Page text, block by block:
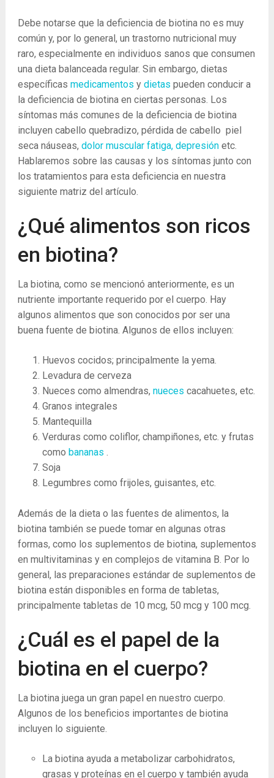
Debe notarse que la deficiencia de biotina no es muy
común y, por lo general, un trastorno nutricional muy
raro, especialmente en individuos sanos que consumen
una dieta balanceada regular. Sin embargo, dietas
específicas medicamentos y dietas pueden conducir a
la deficiencia de biotina en ciertas personas. Los
síntomas más comunes de la deficiencia de biotina
incluyen cabello quebradizo, pérdida de cabello piel
seca náuseas, dolor muscular fatiga, depresión etc.
Hablaremos sobre las causas y los síntomas junto con
los tratamientos para esta deficiencia en nuestra
siguiente matriz del artículo.
¿Qué alimentos son ricos
en biotina?
La biotina, como se mencionó anteriormente, es un
nutriente importante requerido por el cuerpo. Hay
algunos alimentos que son conocidos por ser una
buena fuente de biotina. Algunos de ellos incluyen:
Huevos cocidos; principalmente la yema.
Levadura de cerveza
Nueces como almendras, nueces cacahuetes, etc.
Granos integrales
Mantequilla
Verduras como coliflor, champiñones, etc. y frutas
como bananas .
Soja
Legumbres como frijoles, guisantes, etc.
Además de la dieta o las fuentes de alimentos, la
biotina también se puede tomar en algunas otras
formas, como los suplementos de biotina, suplementos
en multivitaminas y en complejos de vitamina B. Por lo
general, las preparaciones estándar de suplementos de
biotina están disponibles en forma de tabletas,
principalmente tabletas de 10 mcg, 50 mcg y 100 mcg.
¿Cuál es el papel de la
biotina en el cuerpo?
La biotina juega un gran papel en nuestro cuerpo.
Algunos de los beneficios importantes de biotina
incluyen lo siguiente.
La biotina ayuda a metabolizar carbohidratos,
grasas y proteínas en el cuerpo y también ayuda